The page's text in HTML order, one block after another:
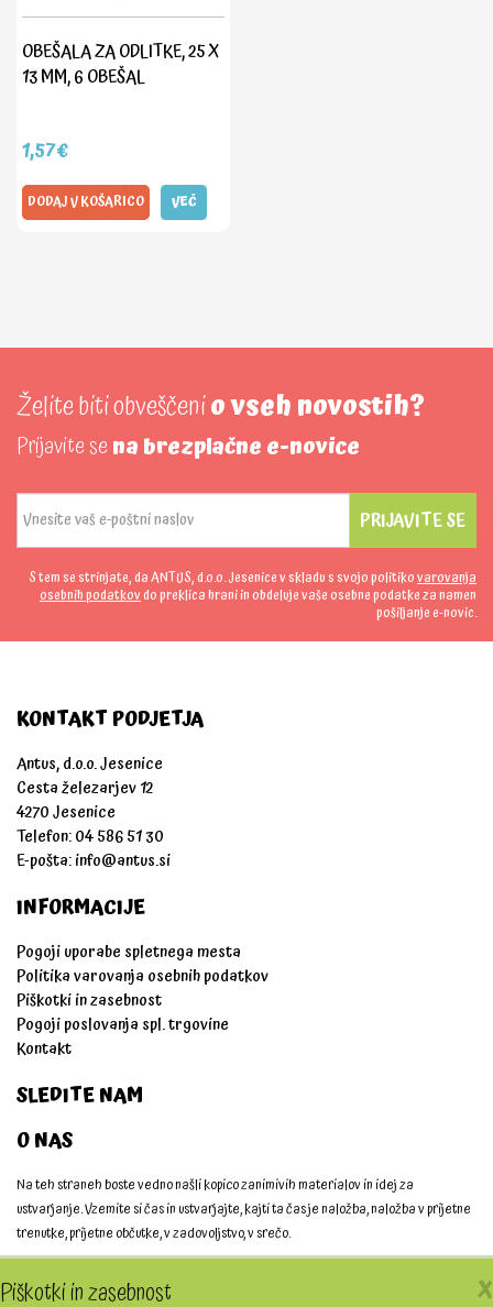
OBEŠALA ZA ODLITKE, 25 X
13 MM, 6 OBEŠAL
1,57€
DODAJ V KOŠARICO VEČ
Želite biti obveščenio vseh novostih?
Prijavite sena brezplačne e-novice
PRIJAVITE SE
S tem se strinjate, da ANTUS, d.o.o. Jesenice v skladu s svojo politikovarovanja
osebnih podatkovdo preklica hrani in obdeluje vaše osebne podatke za namen
pošiljanje e-novic.
KONTAKT PODJETJA
Antus, d.o.o. Jesenice
Cesta železarjev 12
4270 Jesenice
Telefon: 04 586 51 30
E-pošta:info@antus.si
INFORMACIJE
Pogoji uporabe spletnega mesta
Politika varovanja osebnih podatkov
Piškotki in zasebnost
Pogoji poslovanja spl. trgovine
Kontakt
SLEDITE NAM
O NAS
Na teh straneh boste vedno našli kopico zanimivih materialov in idej za
ustvarjanje. Vzemite si čas in ustvarjajte, kajti ta čas je naložba, naložba v prijetne
trenutke, prijetne občutke, v zadovoljstvo, v srečo.
Ustvarjajmo skupaj! X
Piškotki in zasebnost